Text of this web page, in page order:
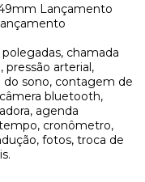
Lançamento
chamada
arterial,
sono, contagem de
bluetooth,
agenda
cronômetro,
fotos, troca de